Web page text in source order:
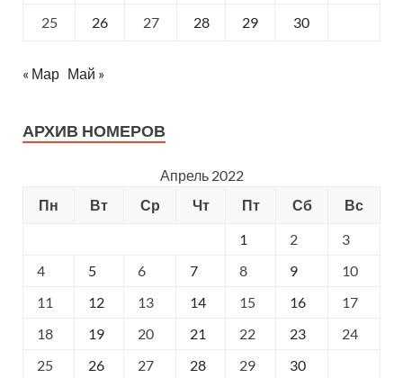
25 26 27 28 29 30
« Мар Май »
АРХИВ НОМЕРОВ
Апрель 2022
Пн
Вт Ср Чт Пт Сб
Вс
1
2
3
4
5 6 7 8 9
10
11
12 13 14 15 16
17
18
19 20 21 22 23
24
25
26 27 28 29 30